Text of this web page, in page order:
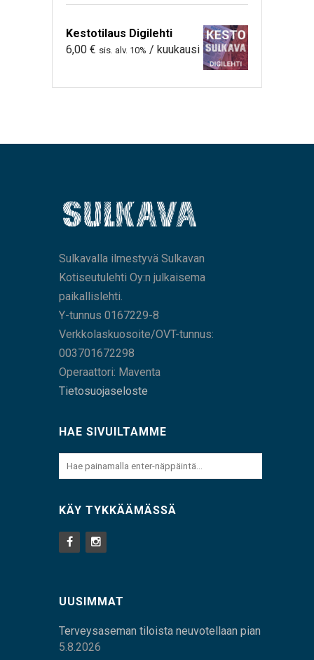
Kestotilaus Digilehti
6,00 € sis. alv. 10% / kuukausi
Sulkavalla ilmestyvä Sulkavan
Kotiseutulehti Oy:n julkaisema
paikallislehti.
Y-tunnus 0167229-8
Verkkolaskuosoite/OVT-tunnus:
003701672298
Operaattori: Maventa
Tietosuojaseloste
HAE SIVUILTAMME
KÄY TYKKÄÄMÄSSÄ
UUSIMMAT
Terveysaseman tiloista neuvotellaan pian
5.8.2026